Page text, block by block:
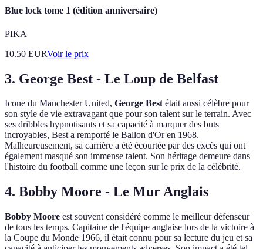
Blue lock tome 1 (édition anniversaire)
PIKA
10.50 EURVoir le prix
3. George Best - Le Loup de Belfast
Icone du Manchester United, George Bestétait aussi célèbre pour
son style de vie extravagant que pour son talent sur le terrain. Avec
ses dribbles hypnotisants et sa capacité à marquer des buts
incroyables, Best a remporté le Ballon d'Or en 1968.
Malheureusement, sa carrière a été écourtée par des excès qui ont
également masqué son immense talent. Son héritage demeure dans
l'histoire du football comme une leçon sur le prix de la célébrité.
4. Bobby Moore - Le Mur Anglais
Bobby Moore est souvent considéré comme le meilleur défenseur
de tous les temps. Capitaine de l'équipe anglaise lors de la victoire à
la Coupe du Monde 1966, il était connu pour sa lecture du jeu et sa